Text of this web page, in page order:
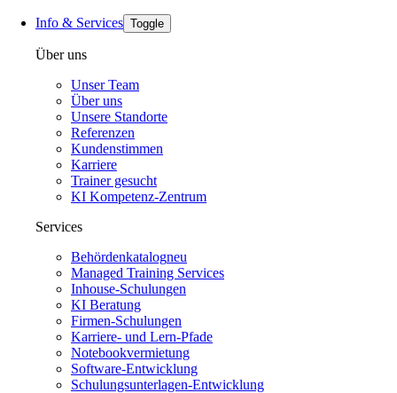
Info & Services Toggle
Über uns
Unser Team
Über uns
Unsere Standorte
Referenzen
Kundenstimmen
Karriere
Trainer gesucht
KI Kompetenz-Zentrum
Services
Behördenkatalogneu
Managed Training Services
Inhouse-Schulungen
KI Beratung
Firmen-Schulungen
Karriere- und Lern-Pfade
Notebookvermietung
Software-Entwicklung
Schulungsunterlagen-Entwicklung